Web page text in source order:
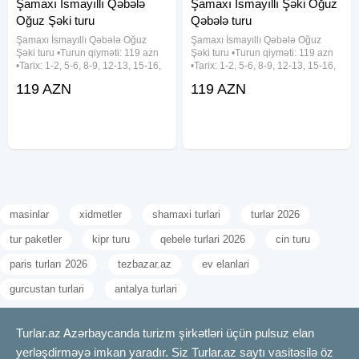
Şamaxı İsmayıllı Qəbələ
Oğuz Şəki turu
Şamaxı İsmayıllı Qəbələ Oğuz
Şəki turu •Turun qiyməti: 119 azn
•Tarix: 1-2, 5-6, 8-9, 12-13, 15-16,
✓Qiymətə daxildir: - Komfortlu
119 AZN
Şamaxı İsmayıllı Şəki Oğuz
Qəbələ turu
Şamaxı İsmayıllı Qəbələ Oğuz
Şəki turu •Turun qiyməti: 119 azn
•Tarix: 1-2, 5-6, 8-9, 12-13, 15-16,
✓Qiymətə daxildir: - Komfortlu
119 AZN
masinlar xidmetler shamaxi turlari turlar 2026
tur paketler kipr turu qebele turlari 2026 cin turu
paris turları 2026 tezbazar.az ev elanlari
gurcustan turlari antalya turlari
Turlar.az Azərbaycanda turizm şirkətləri üçün pulsuz elan
yerləşdirməyə imkan yaradır. Siz Turlar.az saytı vasitəsilə öz